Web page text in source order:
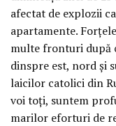
afectat de explozii
apartamente.
multe fronturi după
dinspre est, nord și
laicilor catolici din
voi toți, suntem
marilor eforturi de